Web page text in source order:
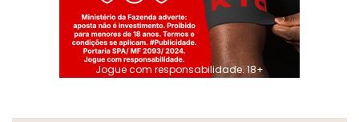
Jogue com responsabilidade. 18+